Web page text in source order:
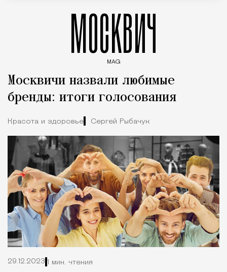
МОСКВИЧ
MAG
Москвичи назвали любимые
бренды: итоги голосования
Красота и здоровье Сергей Рыбачук
29.12.2023 1 мин. чтения